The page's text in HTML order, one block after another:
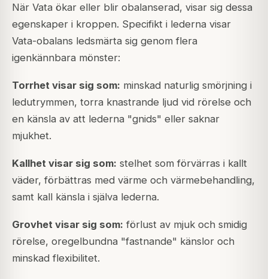
När Vata ökar eller blir obalanserad, visar sig dessa
egenskaper i kroppen. Specifikt i lederna visar
Vata-obalans ledsmärta sig genom flera
igenkännbara mönster:
Torrhet visar sig som: minskad naturlig smörjning i
ledutrymmen, torra knastrande ljud vid rörelse och
en känsla av att lederna "gnids" eller saknar
mjukhet.
Kallhet visar sig som: stelhet som förvärras i kallt
väder, förbättras med värme och värmebehandling,
samt kall känsla i själva lederna.
Grovhet visar sig som: förlust av mjuk och smidig
rörelse, oregelbundna "fastnande" känslor och
minskad flexibilitet.